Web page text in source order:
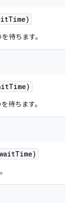
Time)
待ちます。
Time)
待ちます。
Time)